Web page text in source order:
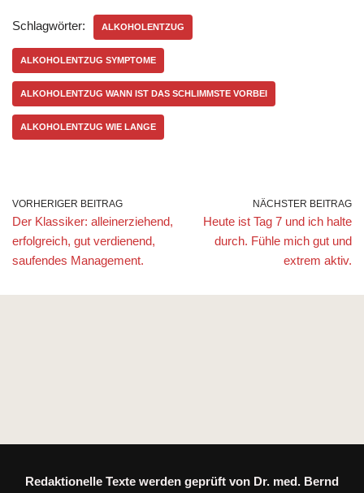
Schlagwörter: ALKOHOLENTZUG
ALKOHOLENTZUG SYMPTOME
ALKOHOLENTZUG WANN IST DAS SCHLIMMSTE VORBEI
ALKOHOLENTZUG WIE LANGE
VORHERIGER BEITRAG
Der Klassiker: alleinerziehend,
erfolgreich, gut verdienend,
saufendes Management.
NÄCHSTER BEITRAG
Heute ist Tag 7 und ich halte
durch. Fühle mich gut und
extrem aktiv.
Redaktionelle Texte werden geprüft von Dr. med. Bernd